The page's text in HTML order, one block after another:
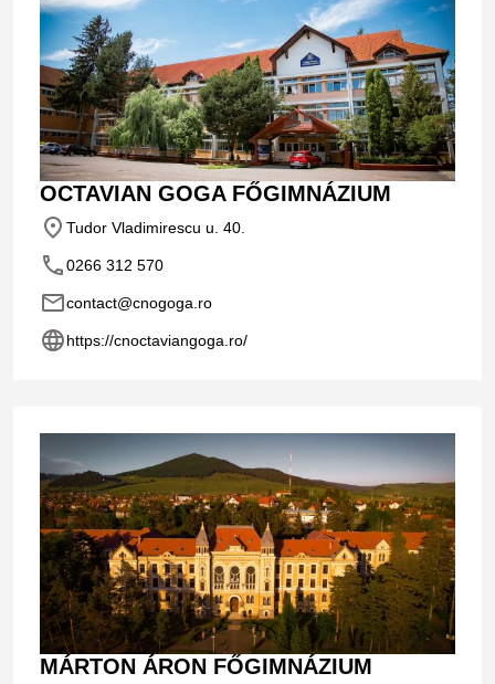
OCTAVIAN GOGA FŐGIMNÁZIUM
place Tudor Vladimirescu u. 40.
phone0266 312 570
emailcontact@cnogoga.ro
languagehttps://cnoctaviangoga.ro/
MÁRTON ÁRON FŐGIMNÁZIUM